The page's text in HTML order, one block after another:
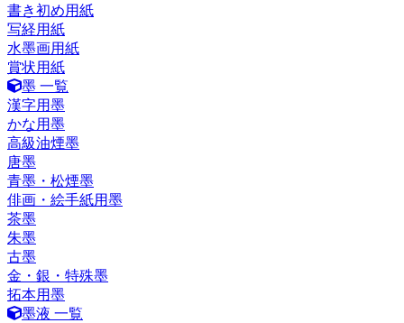
書き初め用紙
写経用紙
水墨画用紙
賞状用紙
墨 一覧
漢字用墨
かな用墨
高級油煙墨
唐墨
青墨・松煙墨
俳画・絵手紙用墨
茶墨
朱墨
古墨
金・銀・特殊墨
拓本用墨
墨液 一覧